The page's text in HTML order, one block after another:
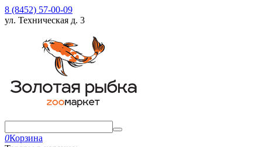
8 (8452) 57-00-09
ул. Техническая д. 3
0Корзина